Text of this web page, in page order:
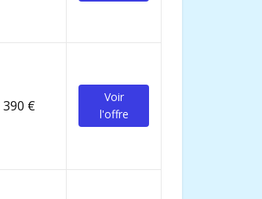
390 €
Voir
l'offre